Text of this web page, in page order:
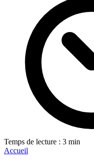
Temps de lecture : 3 min
Accueil